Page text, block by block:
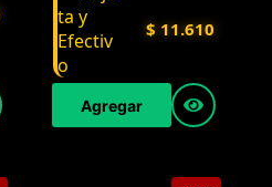
$ 11.610
Agregar